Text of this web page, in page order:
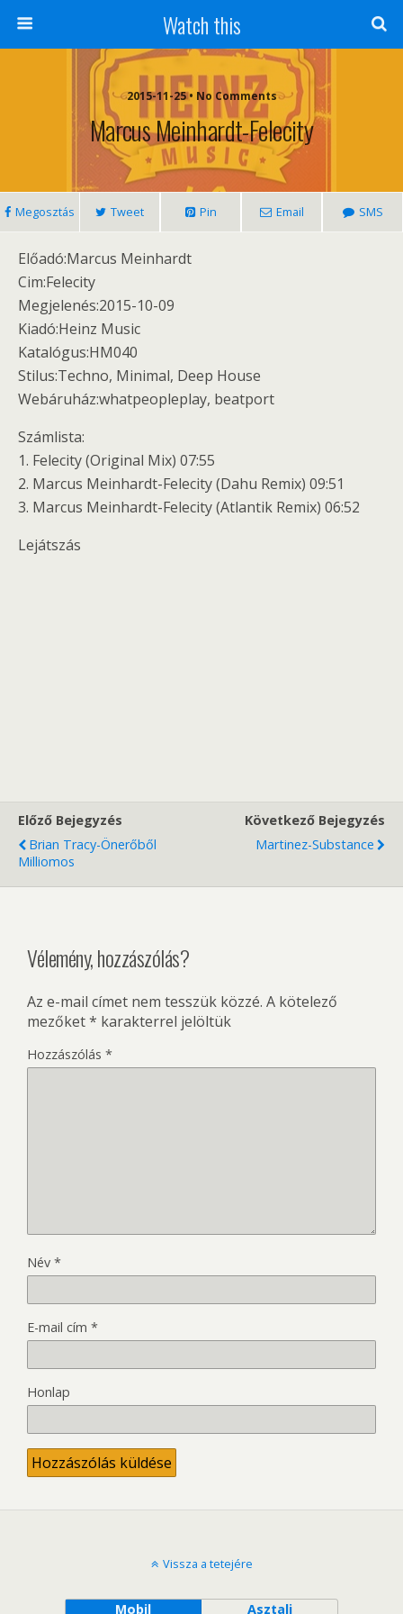
Watch this
2015-11-25 • No Comments
Marcus Meinhardt-Felecity
Megosztás Tweet Pin Email SMS
Előadó:Marcus Meinhardt
Cim:Felecity
Megjelenés:2015-10-09
Kiadó:Heinz Music
Katalógus:HM040
Stilus:Techno, Minimal, Deep House
Webáruház:whatpeopleplay, beatport
Számlista:
1. Felecity (Original Mix) 07:55
2. Marcus Meinhardt-Felecity (Dahu Remix) 09:51
3. Marcus Meinhardt-Felecity (Atlantik Remix) 06:52
Lejátszás
Előző Bejegyzés
Brian Tracy-Önerőből
Milliomos
Következő Bejegyzés
Martinez-Substance
Vélemény, hozzászólás?
Az e-mail címet nem tesszük közzé. A kötelező
mezőket* karakterrel jelöltük
Hozzászólás *
Név *
E-mail cím *
Honlap
Vissza a tetejére
Mobil Asztali